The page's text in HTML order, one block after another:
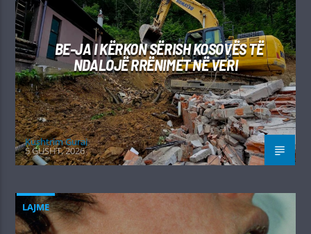
BE-JA I KËRKON SËRISH KOSOVËS TË
NDALOJË RRËNIMET NË VERI
Kushtrim Guraj
5 GUSHT, 2026
LAJME